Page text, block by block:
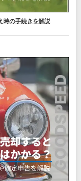
時の手続きを解説